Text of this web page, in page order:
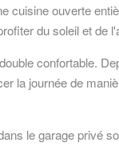
cuisine ouverte
du soleil et de
confortable.
la journée de
le garage privé